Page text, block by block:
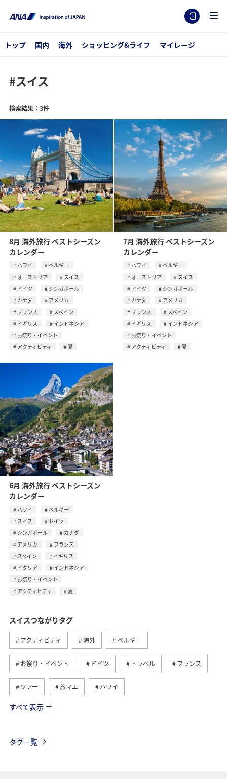
トップ 国内 海外 ショッピング&ライフ マイレージ
#スイス
検索結果：3件
8月 海外旅行 ベストシーズン
カレンダー
ハワイ
ベルギー
オーストリア
スイス
ドイツ
シンガポール
カナダ
アメリカ
フランス
スペイン
イギリス
インドネシア
お祭り・イベント
アクティビティ
夏
7月 海外旅行 ベストシーズン
カレンダー
ハワイ
ベルギー
オーストリア
スイス
ドイツ
シンガポール
カナダ
アメリカ
フランス
スペイン
イギリス
インドネシア
お祭り・イベント
アクティビティ
夏
6月 海外旅行 ベストシーズン
カレンダー
ハワイ
ベルギー
スイス
ドイツ
シンガポール
カナダ
アメリカ
フランス
スペイン
イギリス
イタリア
インドネシア
お祭り・イベント
アクティビティ
夏
スイスつながりタグ
アクティビティ 海外 ベルギー
お祭り・イベント ドイツ トラベル フランス
ツアー 旅マエ ハワイ
オーストリア
すべて表示
タグ一覧